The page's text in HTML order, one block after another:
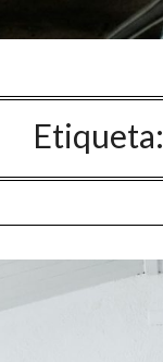
Etiqueta: